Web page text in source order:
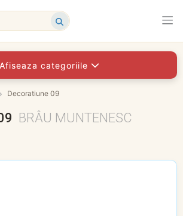
Afiseaza categoriile
Decoratiune 09
BRÂU MUNTENESC